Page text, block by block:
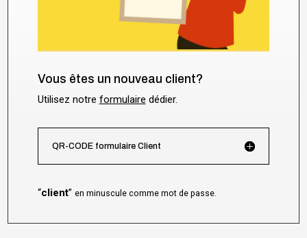
Vous êtes un nouveau client?
Utilisez notre formulaire dédier.
QR-CODE formulaire Client
“client” en minuscule comme mot de passe.